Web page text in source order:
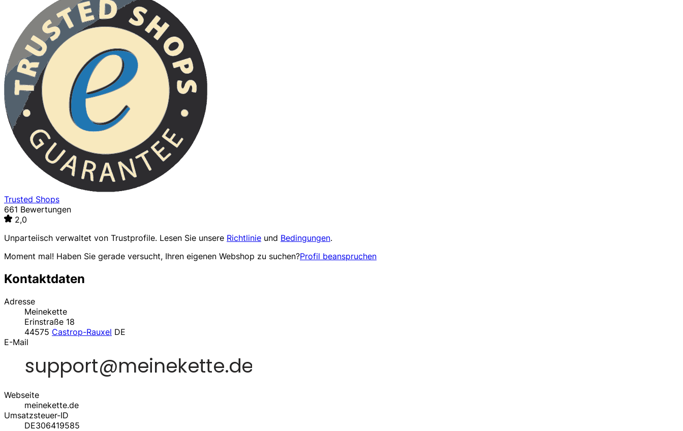
Trusted Shops
661 Bewertungen
2,0
Unparteiisch verwaltet von Trustprofile. Lesen Sie unsere Richtlinie und Bedingungen.
Moment mal! Haben Sie gerade versucht, Ihren eigenen Webshop zu suchen?Profil beanspruchen
Kontaktdaten
Adresse
Meinekette
Erinstraße 18
44575 Castrop-Rauxel DE
E-Mail
Webseite
meinekette.de
Umsatzsteuer-ID
DE306419585